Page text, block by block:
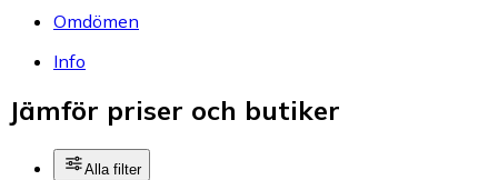
Omdömen
Info
Jämför priser och butiker
Alla filter